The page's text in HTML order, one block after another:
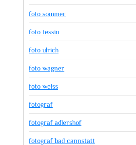
foto sommer
foto tessin
foto ulrich
foto wagner
foto weiss
fotograf
fotograf adlershof
fotograf bad cannstatt